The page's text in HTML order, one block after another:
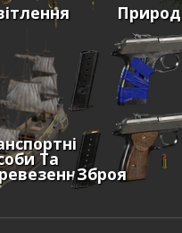
Та
Зброя